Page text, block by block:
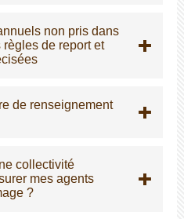
non pris dans
règles de report et
de renseignement
collectivité
mes agents
?